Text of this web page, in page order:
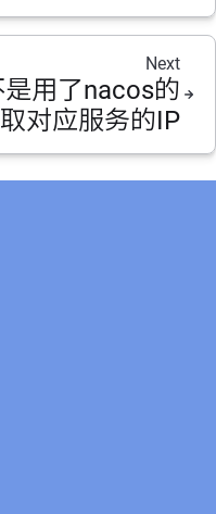
Next
用了nacos的
对应服务的IP